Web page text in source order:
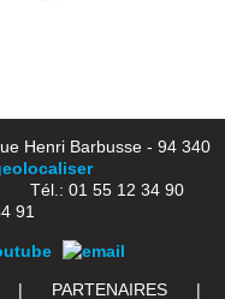
Henri Barbusse - 94 340
01 55 12 34 90
91
| PARTENAIRES |